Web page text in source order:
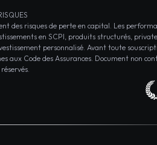
risques de perte en capital. Les
en SCPI, produits structurés,
personnalisé. Avant toute
aux Code des Assurances. Document non